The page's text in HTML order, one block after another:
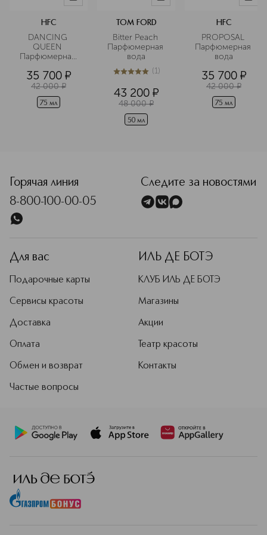
HFC
DANCING
QUEEN
Парфюмерная
35 700 ¤
42 000 ¤
75 мл
TOM FORD
Bitter Peach
Парфюмерная
вода
5из 51 (1)
43 200 ¤
48 000 ¤
50 мл
HFC
PROPOSAL
Парфюмерная
вода
35 700 ¤
42 000 ¤
75 мл
Горячая линия
8-800-100-00-05
Следите за новостями
Для вас
Подарочные карты
Сервисы красоты
Доставка
Оплата
Обмен и возврат
Частые вопросы
ИЛЬ ДЕ БОТЭ
КЛУБ ИЛЬ ДЕ БОТЭ
Магазины
Акции
Театр красоты
Контакты